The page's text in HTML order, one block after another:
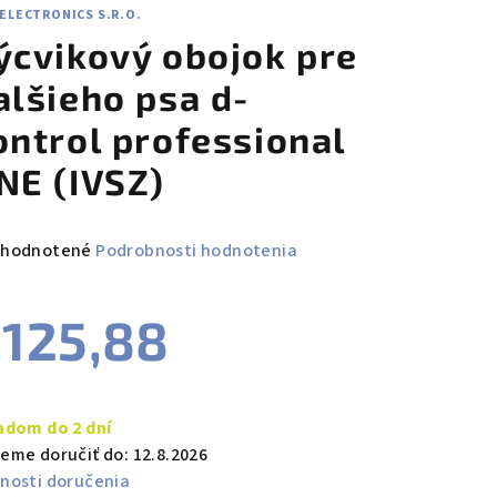
S.R.O.
obojok pre
psa d-
professional
(IVSZ)
Podrobnosti hodnotenia
do 2 dní
doručiť do: 12.8.2026
doručenia